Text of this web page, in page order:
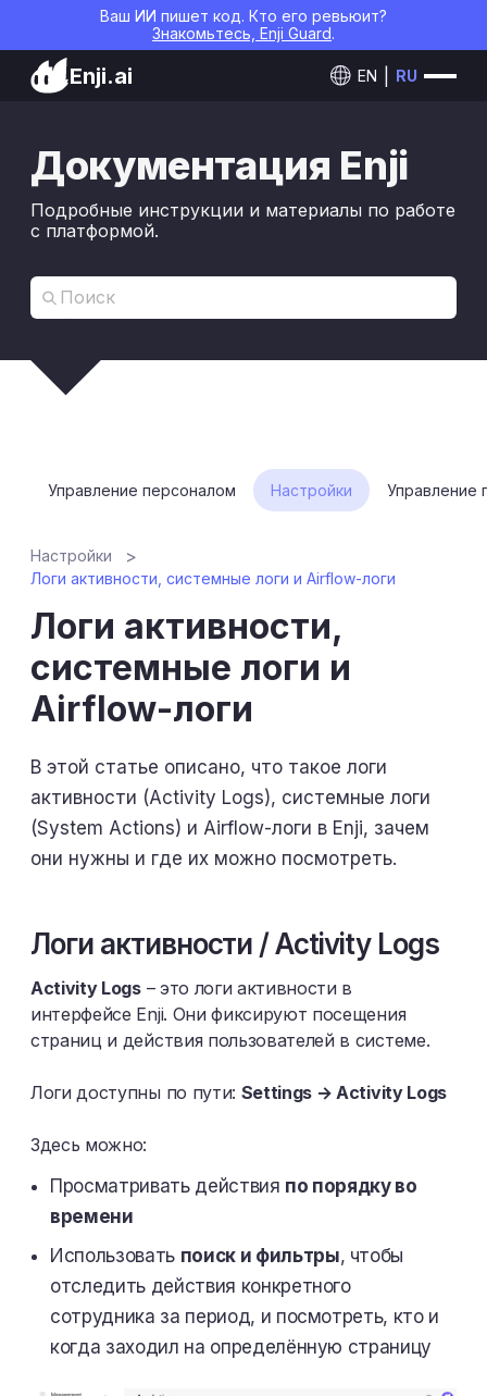
Ваш ИИ пишет код. Кто его ревьюит?
Знакомьтесь, Enji Guard.
Enji.ai EN RU
Документация Enji
Подробные инструкции и материалы по работе
с платформой.
Управление персоналом Настройки Управление
Настройки
Логи активности, системные логи и Airflow-логи
Логи активности,
системные логи и
Airflow-логи
В этой статье описано, что такое логи
активности (Activity Logs), системные логи
(System Actions) и Airflow-логи в Enji, зачем
они нужны и где их можно посмотреть.
Логи активности / Activity Logs
Activity Logs– это логи активности в
интерфейсе Enji. Они фиксируют посещения
страниц и действия пользователей в системе.
Логи доступны по пути: Settings → Activity Logs
Здесь можно:
Просматривать действия по порядку во
времени
Использовать поиск и фильтры, чтобы
отследить действия конкретного
сотрудника за период, и посмотреть, кто и
когда заходил на определённую страницу